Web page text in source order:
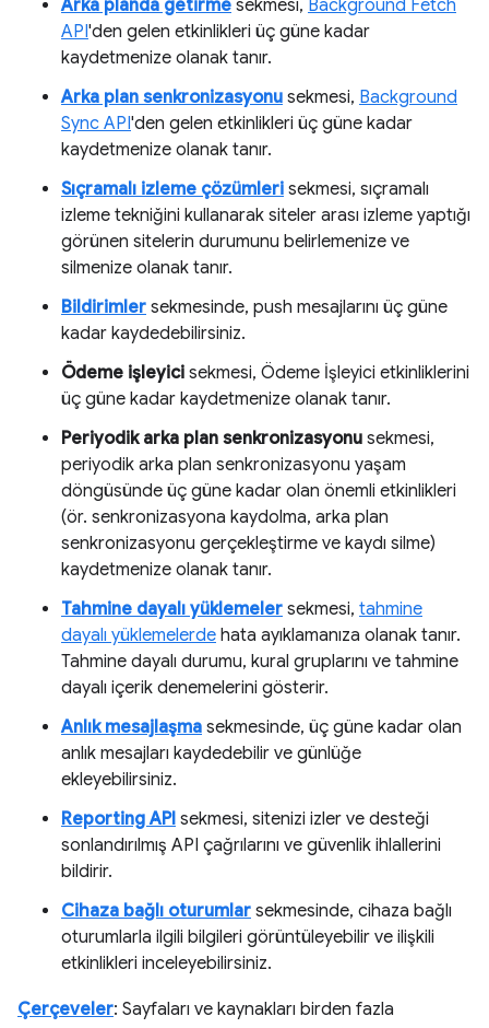
Arka planda getirme sekmesi, Background Fetch
API'den gelen etkinlikleri üç güne kadar
kaydetmenize olanak tanır.
Arka plan senkronizasyonu sekmesi, Background
Sync API'den gelen etkinlikleri üç güne kadar
kaydetmenize olanak tanır.
Sıçramalı izleme çözümleri sekmesi, sıçramalı
izleme tekniğini kullanarak siteler arası izleme yaptığı
görünen sitelerin durumunu belirlemenize ve
silmenize olanak tanır.
Bildirimler sekmesinde, push mesajlarını üç güne
kadar kaydedebilirsiniz.
Ödeme işleyici sekmesi, Ödeme İşleyici etkinliklerini
üç güne kadar kaydetmenize olanak tanır.
Periyodik arka plan senkronizasyonu sekmesi,
periyodik arka plan senkronizasyonu yaşam
döngüsünde üç güne kadar olan önemli etkinlikleri
(ör. senkronizasyona kaydolma, arka plan
senkronizasyonu gerçekleştirme ve kaydı silme)
kaydetmenize olanak tanır.
Tahmine dayalı yüklemeler sekmesi, tahmine
dayalı yüklemelerde hata ayıklamanıza olanak tanır.
Tahmine dayalı durumu, kural gruplarını ve tahmine
dayalı içerik denemelerini gösterir.
Anlık mesajlaşma sekmesinde, üç güne kadar olan
anlık mesajları kaydedebilir ve günlüğe
ekleyebilirsiniz.
Reporting API sekmesi, sitenizi izler ve desteği
sonlandırılmış API çağrılarını ve güvenlik ihlallerini
bildirir.
Cihaza bağlı oturumlar sekmesinde, cihaza bağlı
oturumlarla ilgili bilgileri görüntüleyebilir ve ilişkili
etkinlikleri inceleyebilirsiniz.
Çerçeveler: Sayfaları ve kaynakları birden fazla